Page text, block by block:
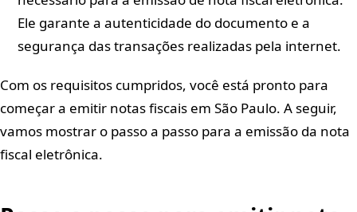
Ele garante a autenticidade do documento e a
segurança das transações realizadas pela internet.
Com os requisitos cumpridos, você está pronto para
começar a emitir notas fiscais em São Paulo. A seguir,
vamos mostrar o passo a passo para a emissão da nota
fiscal eletrônica.